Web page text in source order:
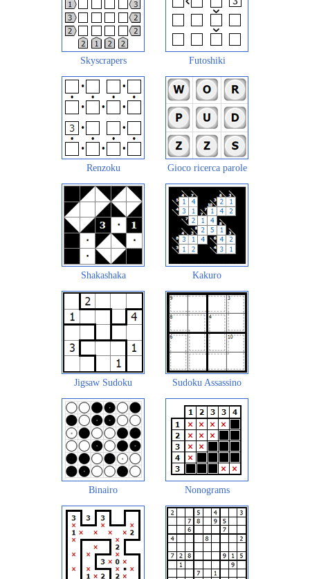
Skyscrapers Futoshiki
Renzoku Gioco ricerca parole
Shakashaka Kakuro
Jigsaw Sudoku Sudoku Assassino
Binairo Nonograms